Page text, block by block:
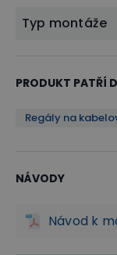
Typ montáže
PRODUKT PATŘÍ
Regály na
NÁVODY
Návod k